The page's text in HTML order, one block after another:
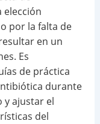
elección
por la falta de
en un
Es
de práctica
durante
ajustar el
del